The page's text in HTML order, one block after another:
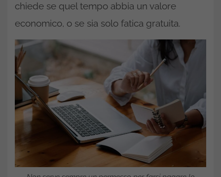
chiede se quel tempo abbia un valore
economico, o se sia solo fatica gratuita.